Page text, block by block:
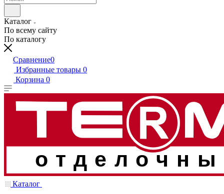
Каталог
По всему сайту
По каталогу
Сравнение0
Избранные товары 0
Корзина 0
Каталог